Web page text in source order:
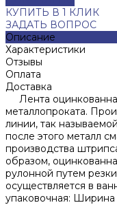
КУПИТЬ В 1 КЛИК
ЗАДАТЬ ВОПРОС
Описание
Характеристики
Отзывы
Оплата
Доставка
Лента
металлопроката.
линии, так
после этого металл
производства
образом,
рулонной путем
осуществляется в
упаковочная: Ширина